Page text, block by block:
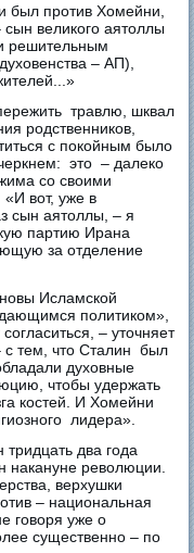
был против Хомейни,
великого аятоллы
решительным
– АП),
травлю, шквал
родственников,
с покойным было
это – далеко
со своими
вот, уже в
сын аятоллы, – я
партию Ирана
за отделение
Исламской
политиком»,
– уточняет
с тем, что Сталин был
духовные
чтобы удержать
костей. И Хомейни
лидера».
тридцать два года
накануне революции.
верхушки
– национальная
говоря уже о
существенно – по